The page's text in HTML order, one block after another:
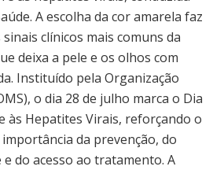
A escolha da cor amarela faz
clínicos mais comuns da
deixa a pele e os olhos com
Instituído pela Organização
o dia 28 de julho marca o Dia
às Hepatites Virais, reforçando o
da prevenção, do
do acesso ao tratamento. A